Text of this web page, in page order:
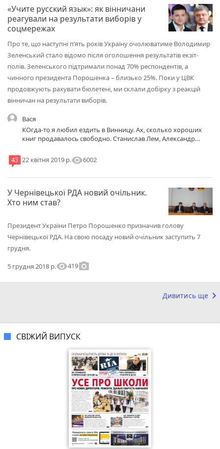
«Учите русский язык»: як вінничани
реагували на результати виборів у
соцмережах
Про те, що наступні п’ять років Україну очолюватиме Володимир
Зеленський стало відомо після оголошення результатів екзіт-
полів. Зеленського підтримали понад 70% респондентів, а
чинного президента Порошенка – близько 25%. Поки у ЦВК
продовжують рахувати бюлетені, ми склали добірку з реакцій
вінничан на результати виборів.
Вася
КОгда-то я любил ездить в Винницу. Ах, сколько хороших
книг продавалось свободно. Станислав Лем, Александр
Неудобно было, что они все были на украинскмо языке..
Зато их никто не покупал. (Это к вопросу - нужен ли язык, от
43 22 квітня 2019 р.visibility6002
У Чернівецької РДА новий очільник.
Хто ним став?
Президент України Петро Порошенко призначив голову
Чернівецької РДА. На свою посаду новий очільник заступить 7
грудня.
5 грудня 2018 р.visibility419photo_camera
Дивитись ще keyboard_arrow_right
СВІЖИЙ ВИПУСК